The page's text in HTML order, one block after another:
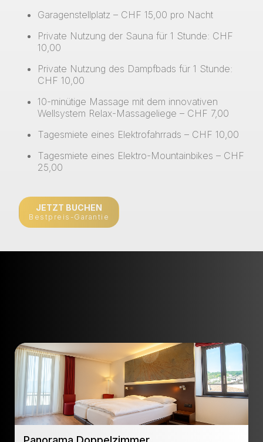
Garagenstellplatz – CHF 15,00 pro Nacht
Private Nutzung der Sauna für 1 Stunde: CHF
10,00
Private Nutzung des Dampfbads für 1 Stunde:
CHF 10,00
10-minütige Massage mit dem innovativen
Wellsystem Relax-Massageliege – CHF 7,00
Tagesmiete eines Elektrofahrrads – CHF 10,00
Tagesmiete eines Elektro-Mountainbikes – CHF
25,00
JETZT BUCHEN
Bestpreis-Garantie